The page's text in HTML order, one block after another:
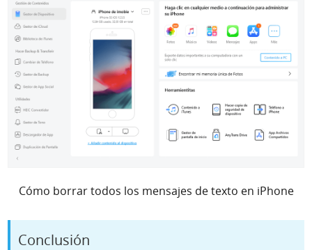
Cómo borrar todos los mensajes de texto en iPhone
Conclusión